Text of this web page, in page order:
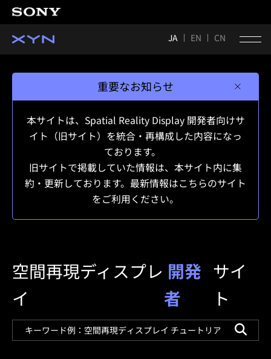
JA EN CN
重要なお知らせ
本サイトは、Spatial Reality Display 開発者向けサ
イト（旧サイト）を統合・再構成した内容になっ
ております。
旧サイトで掲載していた情報は、本サイト内に集
約・更新しております。最新情報はこちらのサイト
をご利用ください。
空間再現ディスプレ
イ
開発
者
サイ
ト